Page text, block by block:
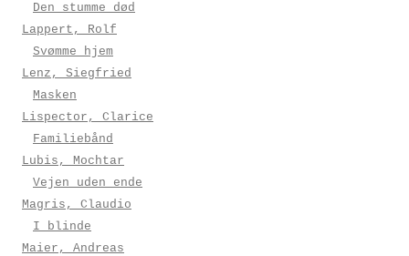
Den stumme død
Lappert, Rolf
Svømme hjem
Lenz, Siegfried
Masken
Lispector, Clarice
Familiebånd
Lubis, Mochtar
Vejen uden ende
Magris, Claudio
I blinde
Maier, Andreas